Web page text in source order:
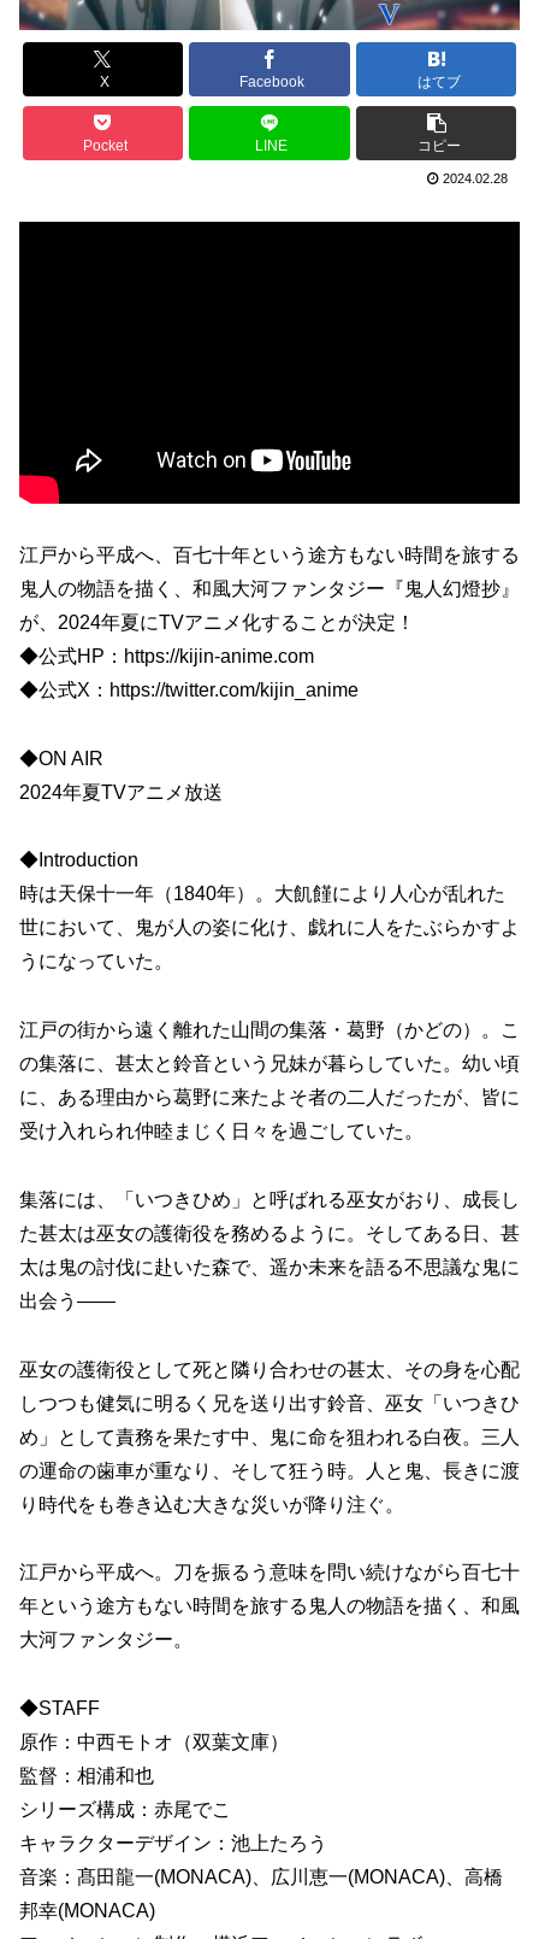
X Facebook はてブ
Pocket LINE コピー
2024.02.28
江戸から平成へ、百七十年という途方もない時間を旅する
鬼人の物語を描く、和風大河ファンタジー『鬼人幻燈抄』
が、2024年夏にTVアニメ化することが決定！
◆公式HP：https://kijin-anime.com
◆公式X：https://twitter.com/kijin_anime
◆ON AIR
2024年夏TVアニメ放送
◆Introduction
時は天保十一年（1840年）。大飢饉により人心が乱れた
世において、鬼が人の姿に化け、戯れに人をたぶらかすよ
うになっていた。
江戸の街から遠く離れた山間の集落・葛野（かどの）。こ
の集落に、甚太と鈴音という兄妹が暮らしていた。幼い頃
に、ある理由から葛野に来たよそ者の二人だったが、皆に
受け入れられ仲睦まじく日々を過ごしていた。
集落には、「いつきひめ」と呼ばれる巫女がおり、成長し
た甚太は巫女の護衛役を務めるように。そしてある日、甚
太は鬼の討伐に赴いた森で、遥か未来を語る不思議な鬼に
出会う――
巫女の護衛役として死と隣り合わせの甚太、その身を心配
しつつも健気に明るく兄を送り出す鈴音、巫女「いつきひ
め」として責務を果たす中、鬼に命を狙われる白夜。三人
の運命の歯車が重なり、そして狂う時。人と鬼、長きに渡
り時代をも巻き込む大きな災いが降り注ぐ。
江戸から平成へ。刀を振るう意味を問い続けながら百七十
年という途方もない時間を旅する鬼人の物語を描く、和風
大河ファンタジー。
◆STAFF
原作：中西モトオ（双葉文庫）
監督：相浦和也
シリーズ構成：赤尾でこ
キャラクターデザイン：池上たろう
音楽：髙田龍一(MONACA)、広川恵一(MONACA)、高橋
邦幸(MONACA)